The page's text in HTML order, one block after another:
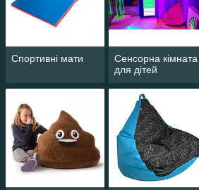
Спортивні мати
Сенсорна кімната
для дітей